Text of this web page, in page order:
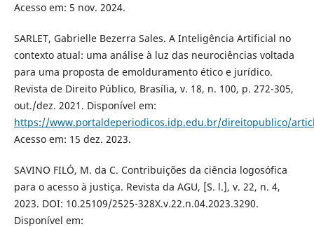
Acesso em: 5 nov. 2024.
SARLET, Gabrielle Bezerra Sales. A Inteligência Artificial no
contexto atual: uma análise à luz das neurociências voltada
para uma proposta de emolduramento ético e jurídico.
Revista de Direito Público, Brasília, v. 18, n. 100, p. 272-305,
out./dez. 2021. Disponível em:
https://www.portaldeperiodicos.idp.edu.br/direitopublico/
Acesso em: 15 dez. 2023.
SAVINO FILÓ, M. da C. Contribuições da ciência logosófica
para o acesso à justiça. Revista da AGU, [S. l.], v. 22, n. 4,
2023. DOI: 10.25109/2525-328X.v.22.n.04.2023.3290.
Disponível em: